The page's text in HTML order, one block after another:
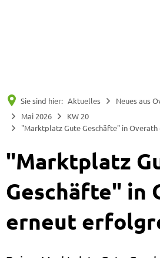
Sie sind hier: Aktuelles Neues aus
Mai 2026
KW 20
"Marktplatz Gute Geschäfte" in
"Marktplatz
Geschäfte" in
erneut